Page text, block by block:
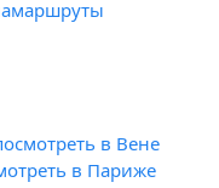
маршруты
в Вене
в Париже